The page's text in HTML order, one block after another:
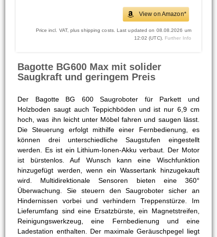
View on Amazon*
Price incl. VAT, plus shipping costs. Last updated on 08.08.2026 um
12:02 (UTC). Further Info
Bagotte BG600 Max mit solider
Saugkraft und geringem Preis
Der Bagotte BG 600 Saugroboter für Parkett und
Holzboden saugt auch Teppichböden und ist nur 6,9 cm
hoch, was ihn leicht unter Möbel fahren und saugen lässt.
Die Steuerung erfolgt mithilfe einer Fernbedienung, es
können drei unterschiedliche Saugstufen eingestellt
werden. Es ist ein Lithium-Ionen-Akku verbaut. Der Motor
ist bürstenlos. Auf Wunsch kann eine Wischfunktion
hinzugefügt werden, wenn ein Wassertank hinzugekauft
wird. Multidirektionale Sensoren bieten eine 360°
Überwachung. Sie steuern den Saugroboter sicher an
Hindernissen vorbei und verhindern Treppenstürze. Im
Lieferumfang sind eine Ersatzbürste, ein Magnetstreifen,
Reinigungswerkzeug, eine Fernbedienung und eine
Ladestation enthalten. Der maximale Geräuschpegel liegt